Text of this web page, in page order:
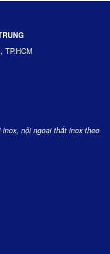
TP.HCM
nội ngoại thất inox theo